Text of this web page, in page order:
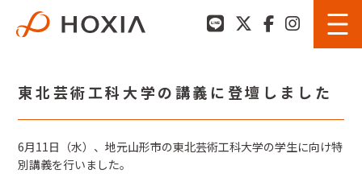
東北芸術工科大学の講義に登壇しました
6月11日（水）、地元山形市の東北芸術工科大学の学生に向け特
別講義を行いました。